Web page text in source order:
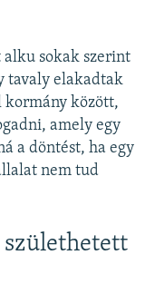
alku sokak szerint
tavaly elakadtak
kormány között,
amely egy
a döntést, ha egy
nem tud